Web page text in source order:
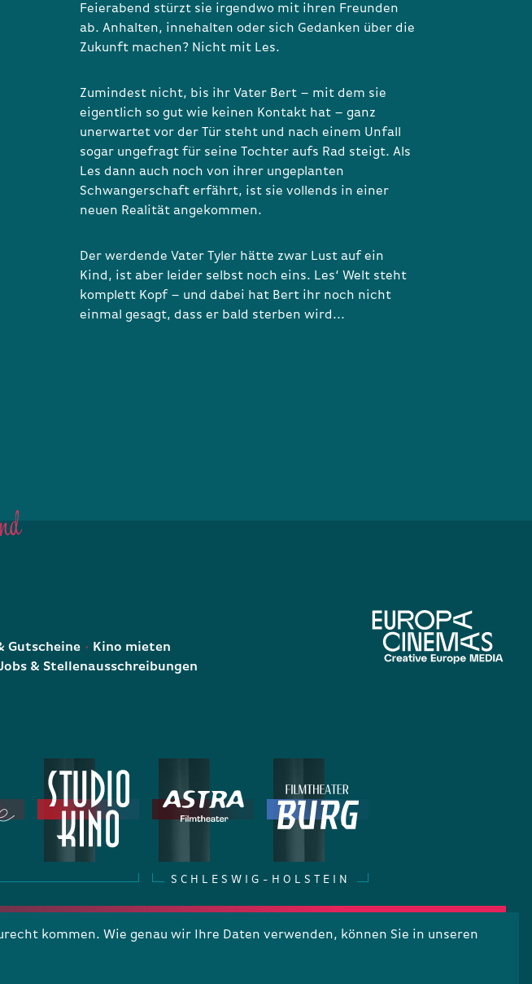
kommen. Wie genau wir Ihre Daten verwenden, können Sie in unseren
Feierabend stürzt sie irgendwo mit ihren Freunden
ab. Anhalten, innehalten oder sich Gedanken über die
Zukunft machen? Nicht mit Les.
Zumindest nicht, bis ihr Vater Bert – mit dem sie
eigentlich so gut wie keinen Kontakt hat – ganz
unerwartet vor der Tür steht und nach einem Unfall
sogar ungefragt für seine Tochter aufs Rad steigt. Als
Les dann auch noch von ihrer ungeplanten
Schwangerschaft erfährt, ist sie vollends in einer
neuen Realität angekommen.
Der werdende Vater Tyler hätte zwar Lust auf ein
Kind, ist aber leider selbst noch eins. Les‘ Welt steht
komplett Kopf – und dabei hat Bert ihr noch nicht
einmal gesagt, dass er bald sterben wird...
Gutscheine
Kino mieten
& Stellenausschreibungen
SCHLESWIG-HOLSTEIN